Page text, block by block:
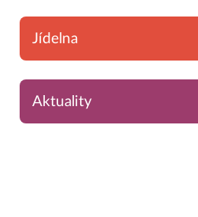
Jídelna
Aktuality